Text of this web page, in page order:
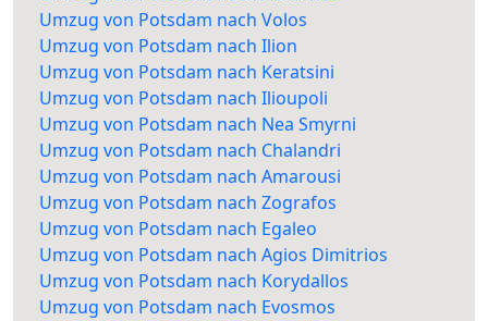
Umzug von Potsdam nach Volos
Umzug von Potsdam nach Ilion
Umzug von Potsdam nach Keratsini
Umzug von Potsdam nach Ilioupoli
Umzug von Potsdam nach Nea Smyrni
Umzug von Potsdam nach Chalandri
Umzug von Potsdam nach Amarousi
Umzug von Potsdam nach Zografos
Umzug von Potsdam nach Egaleo
Umzug von Potsdam nach Agios Dimitrios
Umzug von Potsdam nach Korydallos
Umzug von Potsdam nach Evosmos